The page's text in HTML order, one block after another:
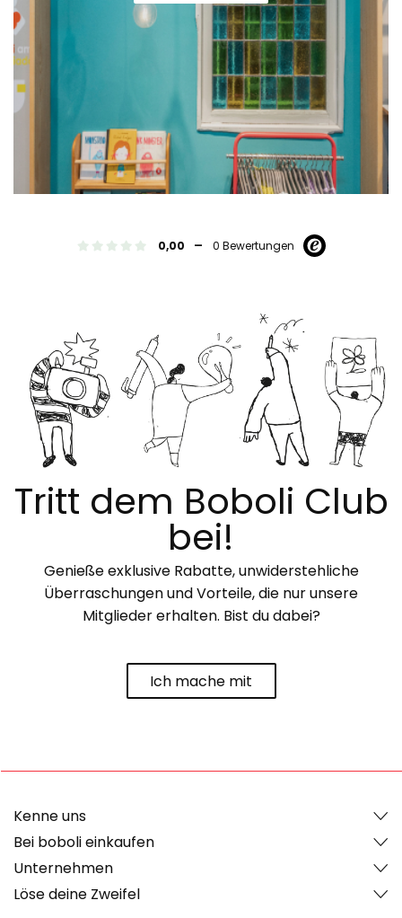
0,00 - 0 Bewertungen
Tritt dem Boboli Club
bei!
Genieße exklusive Rabatte, unwiderstehliche
Überraschungen und Vorteile, die nur unsere
Mitglieder erhalten. Bist du dabei?
Ich mache mit
Kenne uns
Bei boboli einkaufen
Unternehmen
Löse deine Zweifel